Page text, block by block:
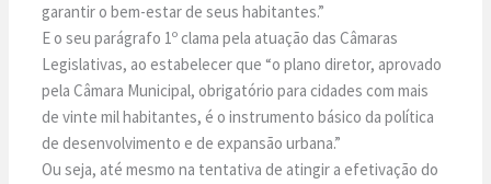
garantir o bem-estar de seus habitantes.”
E o seu parágrafo 1º clama pela atuação das Câmaras
Legislativas, ao estabelecer que “o plano diretor, aprovado
pela Câmara Municipal, obrigatório para cidades com mais
de vinte mil habitantes, é o instrumento básico da política
de desenvolvimento e de expansão urbana.”
Ou seja, até mesmo na tentativa de atingir a efetivação do